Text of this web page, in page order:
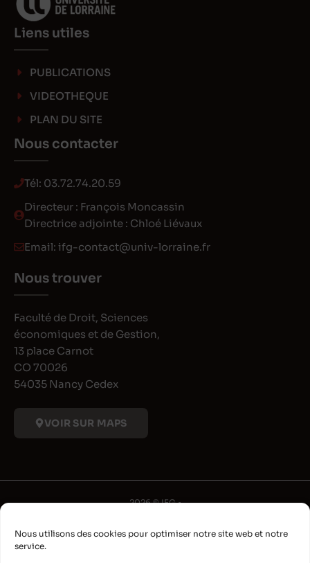
Nous utilisons des cookies pour optimiser notre site web et notre
service.
Liens utiles
PUBLICATIONS
VIDEOTHEQUE
PLAN DU SITE
Nous contacter
Tél: 03.72.74.20.59
Directeur : François Moncassin
Directrice adjointe : Chloé Liévaux
Email: ifg-contact@univ-lorraine.fr
Nous trouver
Faculté de Droit, Sciences
économiques et de Gestion,
13 place Carnot
CO 70026
54035 Nancy Cedex
VOIR SUR MAPS
2026 © IFG •
•